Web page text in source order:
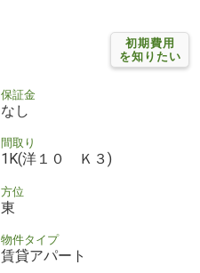
初期費用
を知りたい
保証金
なし
間取り
1K(洋１０ Ｋ３)
方位
東
物件タイプ
賃貸アパート